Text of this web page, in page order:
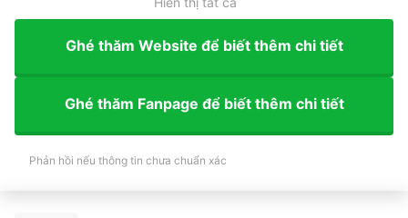
Ghé thăm Website để biết thêm chi tiết
Ghé thăm Fanpage để biết thêm chi tiết
Phản hồi nếu thông tin chưa chuẩn xác